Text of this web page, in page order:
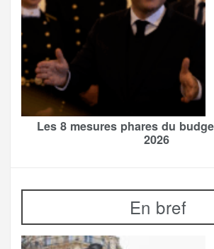
Les 8 mesures phares du
2026
En bref